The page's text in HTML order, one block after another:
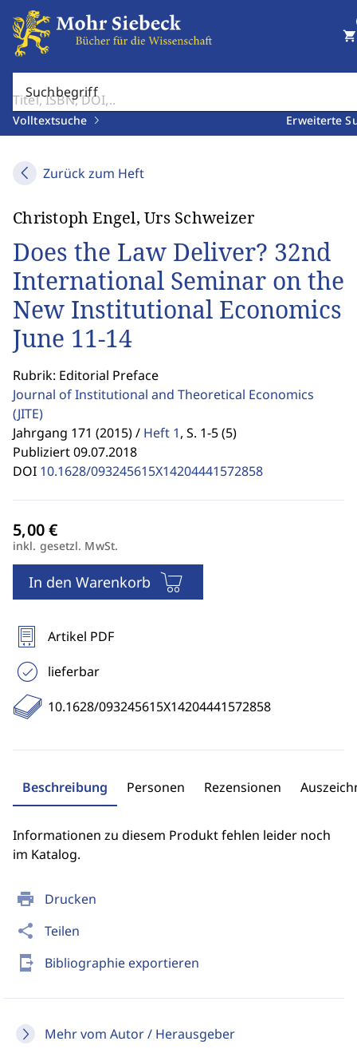
Suchbegriff
Volltextsuche Erweiterte
shopping_cart
Zurück zum Heft
print Drucken
share Teilen
send_to_mobile Bibliographie exportieren
Mehr vom Autor / Herausgeber
Christoph Engel, Urs Schweizer
Does the Law Deliver? 32nd
International Seminar on the
New Institutional Economics
June 11-14
Rubrik: Editorial Preface
Journal of Institutional and Theoretical Economics
(JITE)
Jahrgang 171 (2015) / Heft 1, S. 1-5 (5)
Publiziert 09.07.2018
DOI 10.1628/093245615X14204441572858
inkl. gesetzl. MwSt.
In den Warenkorb
Artikel PDF
lieferbar
10.1628/093245615X14204441572858
Beschreibung Personen Rezensionen
Informationen zu diesem Produkt fehlen leider noch
im Katalog.